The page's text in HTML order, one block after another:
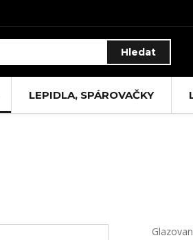
Hledat
LEPIDLA, SPÁROVAČKY